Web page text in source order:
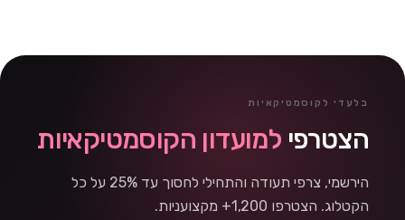
בלעדי לקוסמטיקאיות
הצטרפי למועדון הקוסמטיקאיות
הירשמי, צרפי תעודה והתחילי לחסוך עד 25% על כל
הקטלוג. הצטרפו 1,200+ מקצועניות.